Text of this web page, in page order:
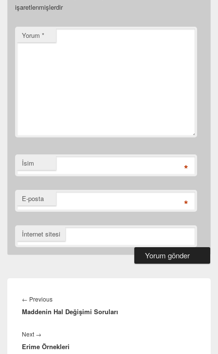
işaretlenmişlerdir
Yorum *
İsim *
E-posta *
İnternet sitesi
dolaşımı
← PreviousPrevious
post:
Maddenin Hal Değişimi Soruları
Next →
post:
Erime Örnekleri